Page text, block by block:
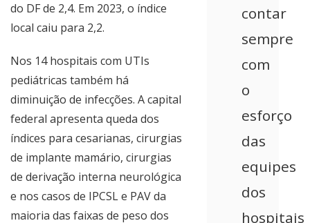
contar
sempre
com
o
esforço
das
equipes
dos
hospitais
do DF de 2,4. Em 2023, o índice
local caiu para 2,2.
Nos 14 hospitais com UTIs
pediátricas também há
diminuição de infecções. A capital
federal apresenta queda dos
índices para cesarianas, cirurgias
de implante mamário, cirurgias
de derivação interna neurológica
e nos casos de IPCSL e PAV da
maioria das faixas de peso dos